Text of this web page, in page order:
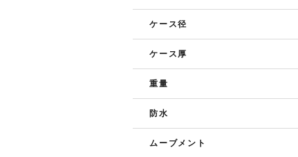
ケース径
ケース厚
重量
防水
ムーブメント